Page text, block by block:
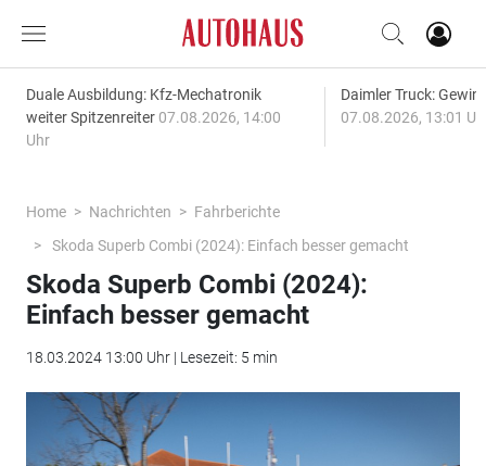
Duale Ausbildung: Kfz-Mechatronik
weiter Spitzenreiter 07.08.2026, 14:00
Uhr
Daimler Truck:
07.08.2026, 13:01
Home Nachrichten
Fahrberichte
Skoda Superb Combi (2024): Einfach besser gemacht
Skoda Superb Combi (2024):
Einfach besser gemacht
18.03.2024 13:00 Uhr | Lesezeit: 5 min